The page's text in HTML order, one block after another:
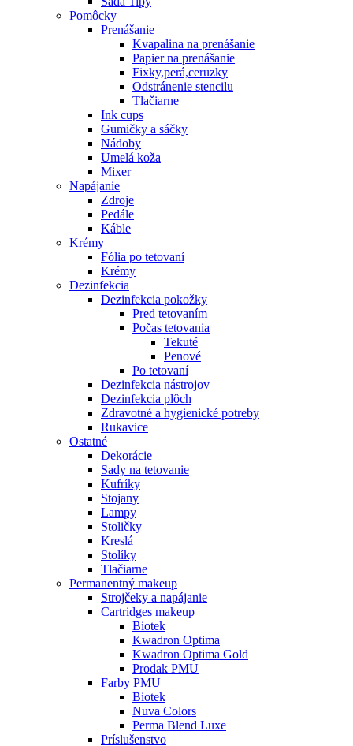
Pomôcky
Prenášanie
Kvapalina na prenášanie
Papier na prenášanie
Fixky,perá,ceruzky
Odstránenie stencilu
Tlačiarne
Ink cups
Gumičky a sáčky
Nádoby
Umelá koža
Mixer
Napájanie
Zdroje
Pedále
Káble
Krémy
Fólia po tetovaní
Krémy
Dezinfekcia
Dezinfekcia pokožky
Pred tetovaním
Počas tetovania
Tekuté
Penové
Po tetovaní
Dezinfekcia nástrojov
Dezinfekcia plôch
Zdravotné a hygienické potreby
Rukavice
Ostatné
Dekorácie
Sady na tetovanie
Kufríky
Stojany
Lampy
Stoličky
Kreslá
Stolíky
Tlačiarne
Permanentný makeup
Strojčeky a napájanie
Cartridges makeup
Biotek
Kwadron Optima
Kwadron Optima Gold
Prodak PMU
Farby PMU
Biotek
Nuva Colors
Perma Blend Luxe
Príslušenstvo